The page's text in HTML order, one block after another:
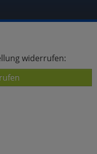
widerrufen: